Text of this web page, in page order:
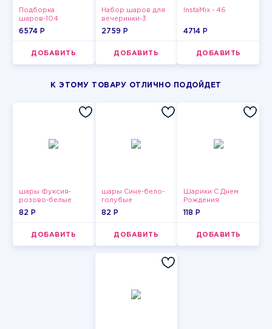
Подборка
шаров-104
6574 P
ДОБАВИТЬ
Набор шаров для
вечеринки-3
2759 P
ДОБАВИТЬ
InstaMix - 46
4714 P
ДОБАВИТЬ
К ЭТОМУ ТОВАРУ ОТЛИЧНО ПОДОЙДЕТ
шары Фуксия-
розово-белые
пастельные
82 P
ДОБАВИТЬ
шары Сине-бело-
голубые
пастельные
82 P
ДОБАВИТЬ
Шарики С Днем
Рождения
118 P
ДОБАВИТЬ